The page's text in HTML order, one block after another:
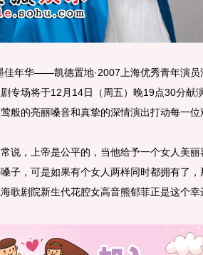
年华——凯德置地·2007上海优秀青年演员汇
专场将于12月14日（周五）晚19点30分献
般的亮丽嗓音和真挚的深情演出打动每一位
，上帝是公平的，当他给予一个女人美丽
子，可是如果有个女人两样同时都拥有了
歌剧院新生代花腔女高音熊郁菲正是这个幸